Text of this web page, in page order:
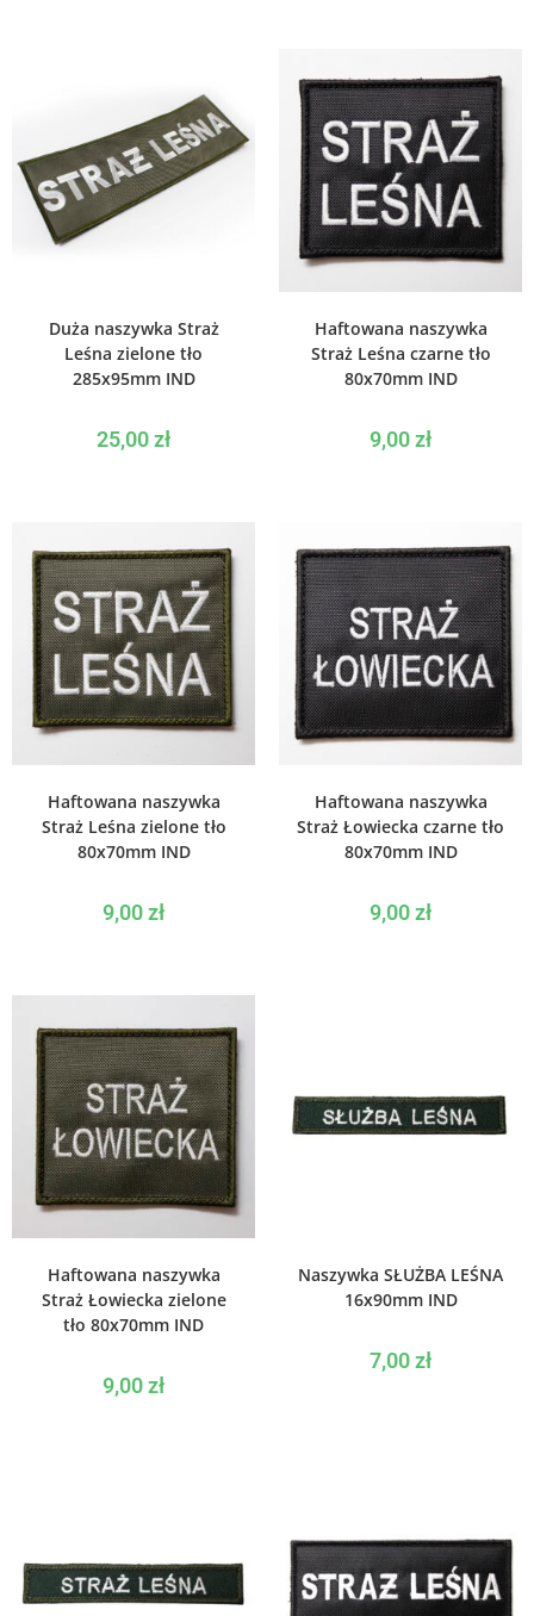
Duża naszywka Straż
Leśna zielone tło
285x95mm IND
25,00zł
Haftowana naszywka
Straż Leśna czarne tło
80x70mm IND
9,00zł
Haftowana naszywka
Straż Leśna zielone tło
80x70mm IND
9,00zł
Haftowana naszywka
Straż Łowiecka czarne tło
80x70mm IND
9,00zł
Haftowana naszywka
Straż Łowiecka zielone
tło 80x70mm IND
9,00zł
Naszywka SŁUŻBA LEŚNA
16x90mm IND
7,00zł